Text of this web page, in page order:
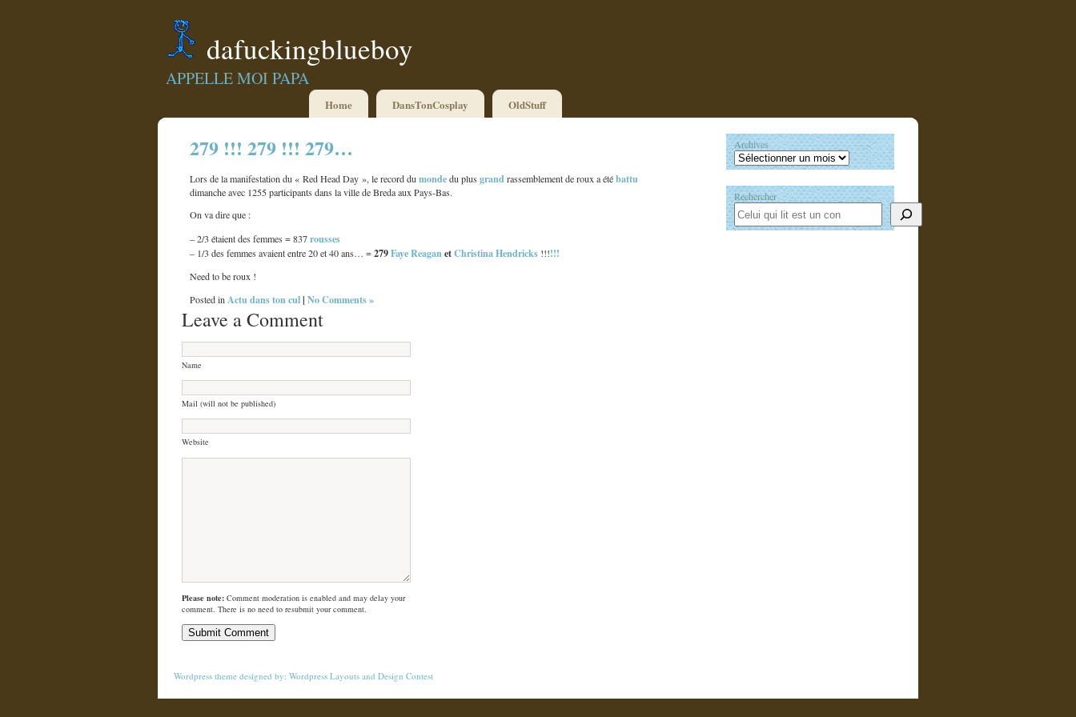
dafuckingblueboy
APPELLE MOI PAPA
Home DansTonCosplay OldStuff
279 !!! 279 !!! 279…
Lors de la manifestation du « Red Head Day », le record dumondedu plusgrandrassemblement de roux a étébattu
dimanche avec 1255 participants dans la ville de Breda aux Pays-Bas.
On va dire que :
– 2/3 étaient des femmes = 837rousses
– 1/3 des femmes avaient entre 20 et 40 ans… =279Faye ReaganetChristina Hendricks !!!!!!
Need to be roux !
Posted inActu dans ton cul| No Comments »
Leave a Comment
Name
Mail (will not be published)
Website
Please note: Comment moderation is enabled and may delay your
comment. There is no need to resubmit your comment.
Archives
Rechercher
Wordpress theme designed by: Wordpress Layouts and Design Contest